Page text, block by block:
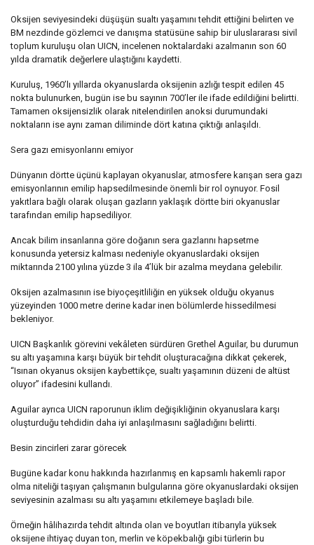
Oksijen seviyesindeki düşüşün sualtı yaşamını tehdit ettiğini belirten ve
BM nezdinde gözlemci ve danışma statüsüne sahip bir uluslararası sivil
toplum kuruluşu olan UICN, incelenen noktalardaki azalmanın son 60
yılda dramatik değerlere ulaştığını kaydetti.
Kuruluş, 1960’lı yıllarda okyanuslarda oksijenin azlığı tespit edilen 45
nokta bulunurken, bugün ise bu sayının 700’ler ile ifade edildiğini belirtti.
Tamamen oksijensizlik olarak nitelendirilen anoksi durumundaki
noktaların ise aynı zaman diliminde dört katına çıktığı anlaşıldı.
Sera gazı emisyonlarını emiyor
Dünyanın dörtte üçünü kaplayan okyanuslar, atmosfere karışan sera gazı
emisyonlarının emilip hapsedilmesinde önemli bir rol oynuyor. Fosil
yakıtlara bağlı olarak oluşan gazların yaklaşık dörtte biri okyanuslar
tarafından emilip hapsediliyor.
Ancak bilim insanlarına göre doğanın sera gazlarını hapsetme
konusunda yetersiz kalması nedeniyle okyanuslardaki oksijen
miktarında 2100 yılına yüzde 3 ila 4’lük bir azalma meydana gelebilir.
Oksijen azalmasının ise biyoçeşitliliğin en yüksek olduğu okyanus
yüzeyinden 1000 metre derine kadar inen bölümlerde hissedilmesi
bekleniyor.
UICN Başkanlık görevini vekâleten sürdüren Grethel Aguilar, bu durumun
su altı yaşamına karşı büyük bir tehdit oluşturacağına dikkat çekerek,
“Isınan okyanus oksijen kaybettikçe, sualtı yaşamının düzeni de altüst
oluyor” ifadesini kullandı.
Aguilar ayrıca UICN raporunun iklim değişikliğinin okyanuslara karşı
oluşturduğu tehdidin daha iyi anlaşılmasını sağladığını belirtti.
Besin zincirleri zarar görecek
Bugüne kadar konu hakkında hazırlanmış en kapsamlı hakemli rapor
olma niteliği taşıyan çalışmanın bulgularına göre okyanuslardaki oksijen
seviyesinin azalması su altı yaşamını etkilemeye başladı bile.
Örneğin hâlihazırda tehdit altında olan ve boyutları itibarıyla yüksek
oksijene ihtiyaç duyan ton, merlin ve köpekbalığı gibi türlerin bu